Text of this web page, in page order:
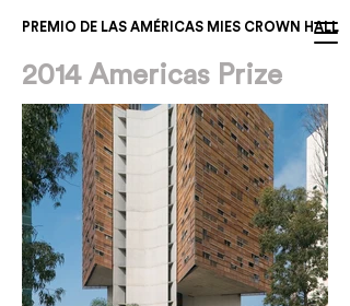
PREMIO DE LAS AMÉRICAS MIES CROWN HALL
2014 Americas Prize